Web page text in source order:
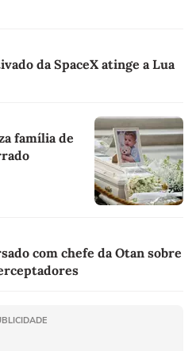
da SpaceX atinge a Lua
família de
com chefe da Otan sobre